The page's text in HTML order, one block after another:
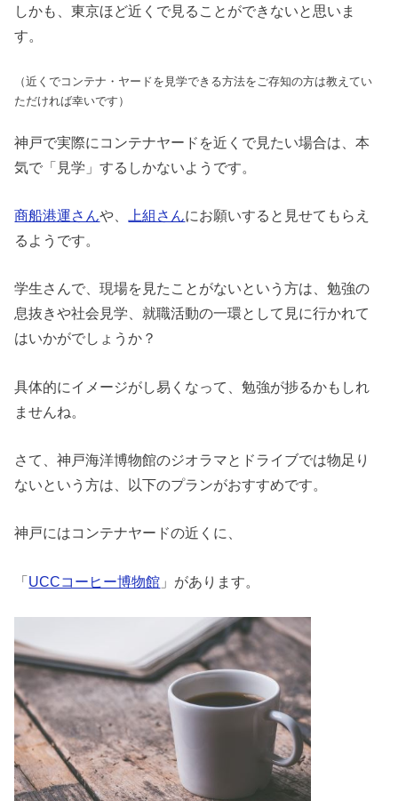
しかも、東京ほど近くで見ることができないと思いま
す。
（近くでコンテナ・ヤードを見学できる方法をご存知の方は教えてい
ただければ幸いです）
神戸で実際にコンテナヤードを近くで見たい場合は、本
気で「見学」するしかないようです。
商船港運さんや、 上組さんにお願いすると見せてもらえ
るようです。
学生さんで、現場を見たことがないという方は、勉強の
息抜きや社会見学、就職活動の一環として見に行かれて
はいかがでしょうか？
具体的にイメージがし易くなって、勉強が捗るかもしれ
ませんね。
さて、神戸海洋博物館のジオラマとドライブでは物足り
ないという方は、以下のプランがおすすめです。
神戸にはコンテナヤードの近くに、
「UCCコーヒー博物館 」があります。